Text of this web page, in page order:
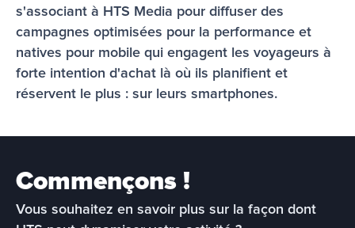
s'associant à HTS Media pour diffuser des
campagnes optimisées pour la performance et
natives pour mobile qui engagent les voyageurs à
forte intention d'achat là où ils planifient et
réservent le plus : sur leurs smartphones.
Commençons !
Vous souhaitez en savoir plus sur la façon dont